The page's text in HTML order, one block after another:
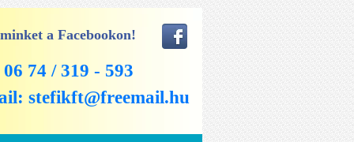
a Facebookon!
74 / 319 - 593
stefikft@freemail.hu